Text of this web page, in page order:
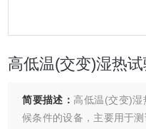
高低温(交变)湿热
简要描述： 高低温(交变)湿
候条件的设备，主要用于